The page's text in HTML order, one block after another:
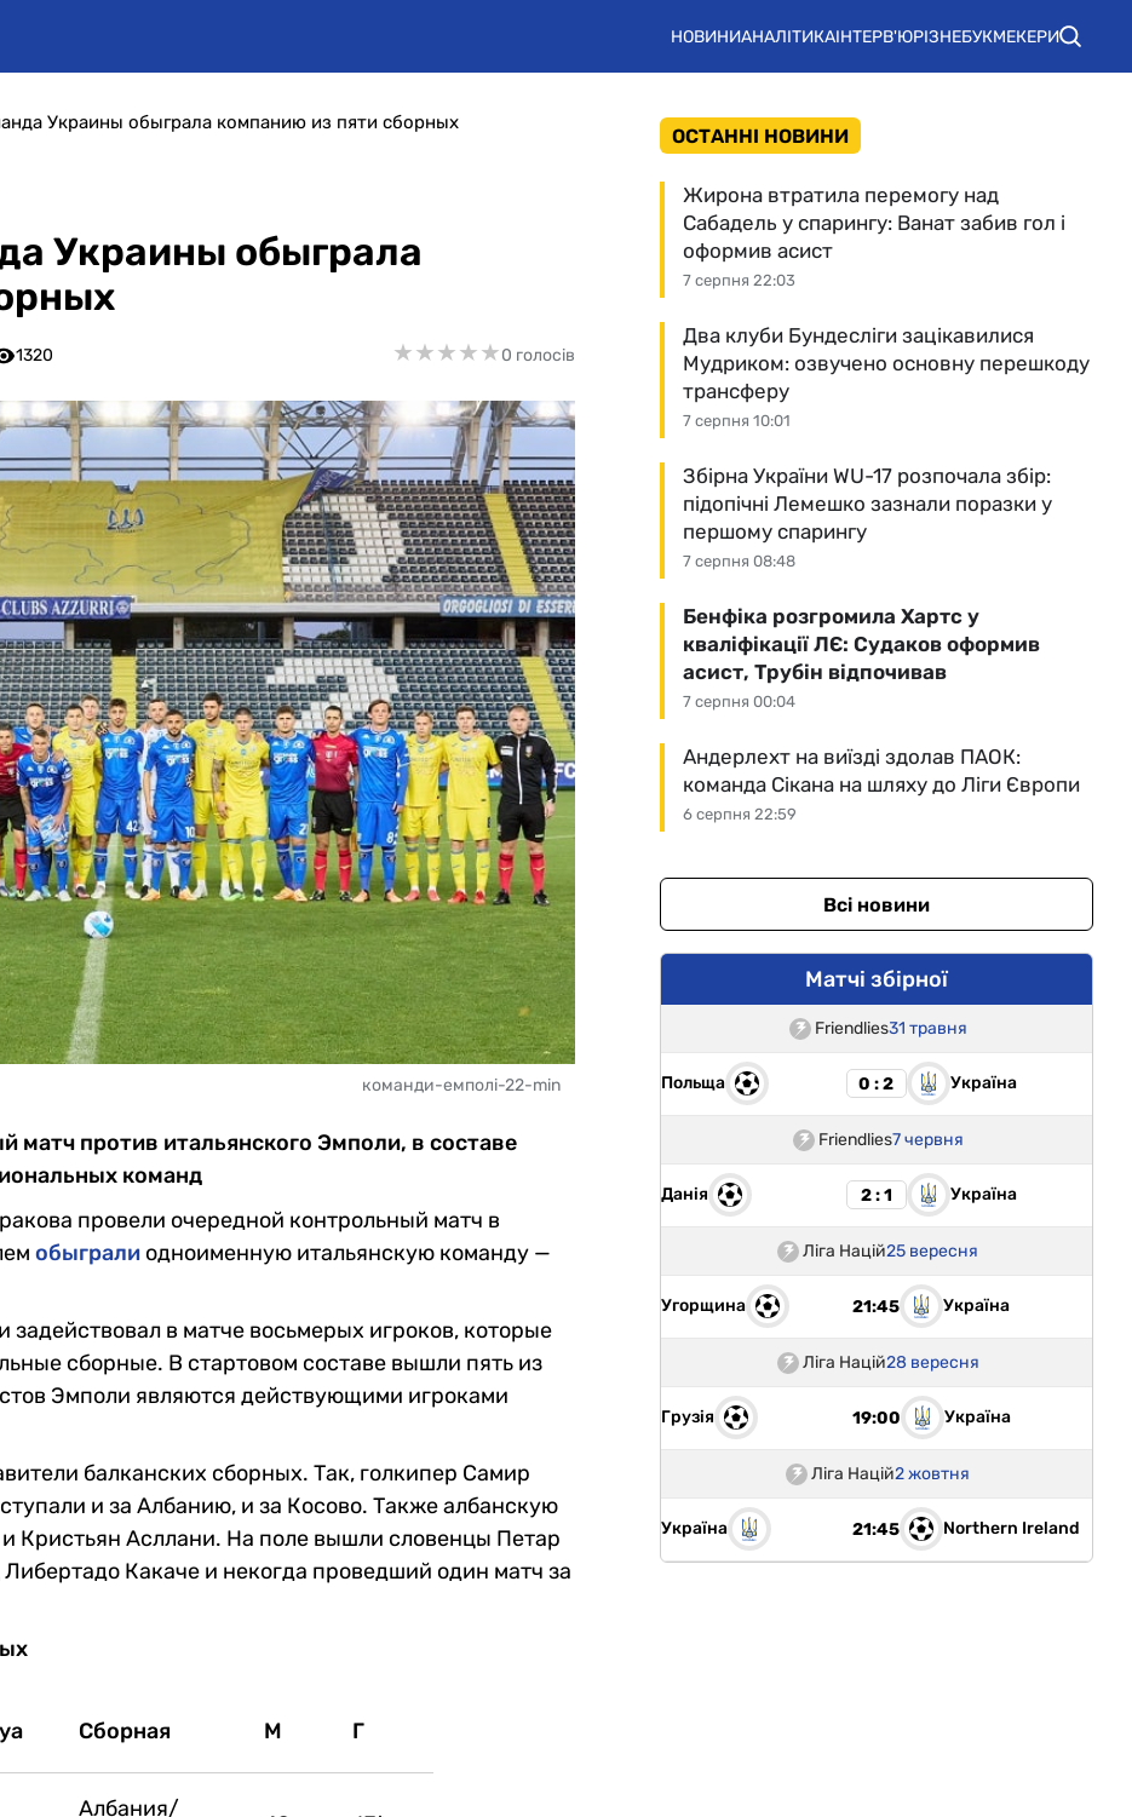
НОВИНИАНАЛІТИКАІНТЕРВ'ЮРІЗНЕБУКМЕКЕРИ
Украины обыграла компанию из пяти сборных
Украины обыграла
1320 ★★★★★
★★★★★0 голосів
команди-емполі-22-min
матч против итальянского Эмполи, в составе
команд
провели очередной контрольный матч в
обыграли одноименную итальянскую команду —
в матче восьмерых игроков, которые
сборные. В стартовом составе вышли пять из
Эмполи являются действующими игроками
балканских сборных. Так, голкипер Самир
и за Албанию, и за Косово. Также албанскую
Кристьян Асллани. На поле вышли словенцы Петар
Какаче и некогда проведший один матч за
Сборная М Г
Албания/
ОСТАННІ НОВИНИ
7 серпня 22:03
Жирона втратила перемогу над
Сабадель у спарингу: Ванат забив гол і
оформив асист
7 серпня 10:01
Два клуби Бундесліги зацікавилися
Мудриком: озвучено основну перешкоду
трансферу
7 серпня 08:48
Збірна України WU-17 розпочала збір:
підопічні Лемешко зазнали поразки у
першому спарингу
7 серпня 00:04
Бенфіка розгромила Хартс у
кваліфікації ЛЄ: Судаков оформив
асист, Трубін відпочивав
6 серпня 22:59
Андерлехт на виїзді здолав ПАОК:
команда Сікана на шляху до Ліги Європи
Всі новини
Матчі збірної
Friendlies31 травня
Польща 0 : 2 Україна
Friendlies7 червня
Данія 2 : 1 Україна
Ліга Націй25 вересня
Угорщина 21:45 Україна
Ліга Націй28 вересня
Грузія 19:00 Україна
Ліга Націй2 жовтня
Україна 21:45 Northern Ireland